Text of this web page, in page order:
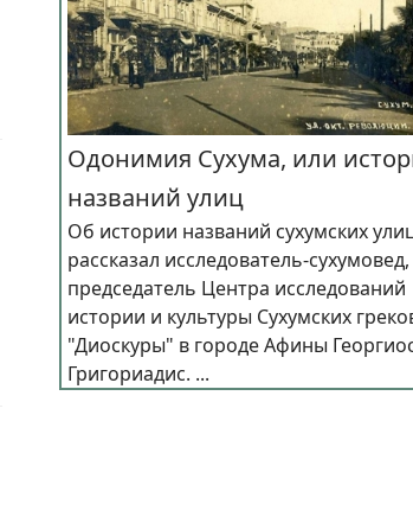
Одонимия Сухума, или
названий улиц
Об истории названий сухумских
рассказал исследователь-сухумовед,
председатель Центра исследований
истории и культуры Сухумских
"Диоскуры" в городе Афины
Григориадис. ...